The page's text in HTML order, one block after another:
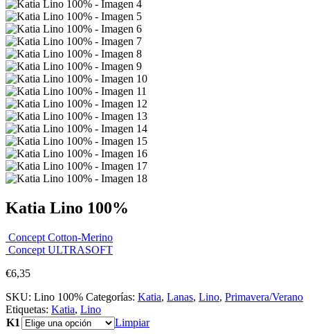
Katia Lino 100%
Concept Cotton-Merino
Concept ULTRASOFT
€6,35
SKU: Lino 100% Categorías: Katia, Lanas, Lino, Primavera/Verano
Etiquetas: Katia, Lino
K1
Limpiar